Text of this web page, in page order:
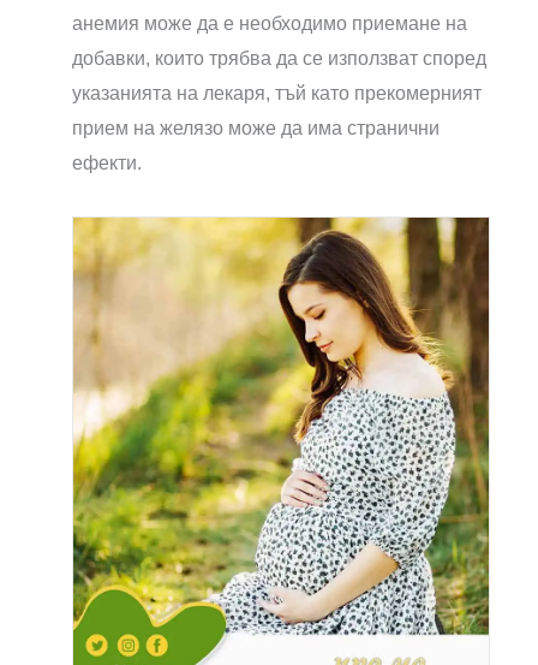
анемия може да е необходимо приемане на
добавки, които трябва да се използват според
указанията на лекаря, тъй като прекомерният
прием на желязо може да има странични
ефекти.